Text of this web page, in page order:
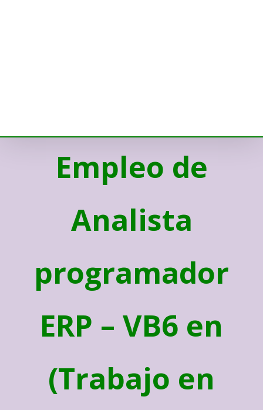
Empleo de
Analista
programador
ERP – VB6 en
(Trabajo en